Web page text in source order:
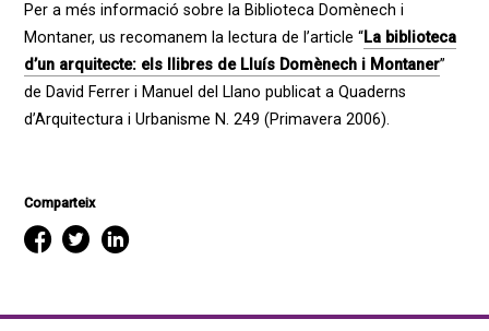
Per a més informació sobre la Biblioteca Domènech i
Montaner, us recomanem la lectura de l’article “La biblioteca
d’un arquitecte: els llibres de Lluís Domènech i Montaner”
de David Ferrer i Manuel del Llano publicat a Quaderns
d’Arquitectura i Urbanisme N. 249 (Primavera 2006).
Comparteix